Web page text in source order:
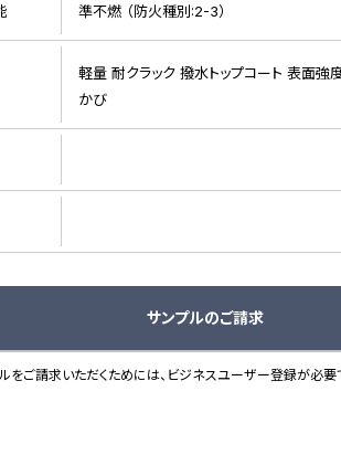
準不燃 （防火種別:2-3）
軽量 耐クラック 撥水トップコート 表面強
かび
サンプルのご請求
をご請求いただくためには、ビジネスユーザー登録が必要